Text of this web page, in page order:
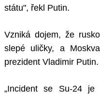
státu", řekl Putin.
Vzniká dojem, že
slepé uličky, a
prezident Vladimir Putin.
„Incident se Su-24